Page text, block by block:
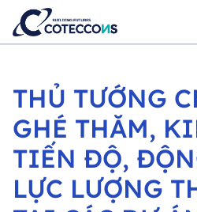
THỦ TƯỚNG
GHÉ THĂM,
TIẾN ĐỘ,
LỰC LƯỢNG